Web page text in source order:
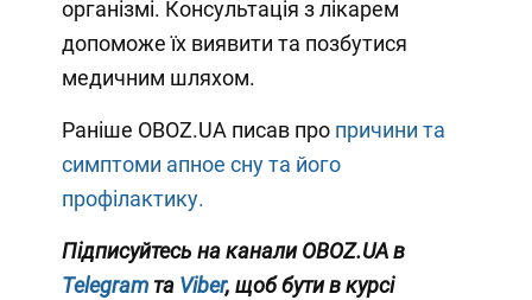
організмі. Консультація з лікарем
допоможе їх виявити та позбутися
медичним шляхом.
Раніше OBOZ.UA писав про причини та
симптоми апное сну та його
профілактику.
Підписуйтесь на канали OBOZ.UA в
Telegram та Viber, щоб бути в курсі